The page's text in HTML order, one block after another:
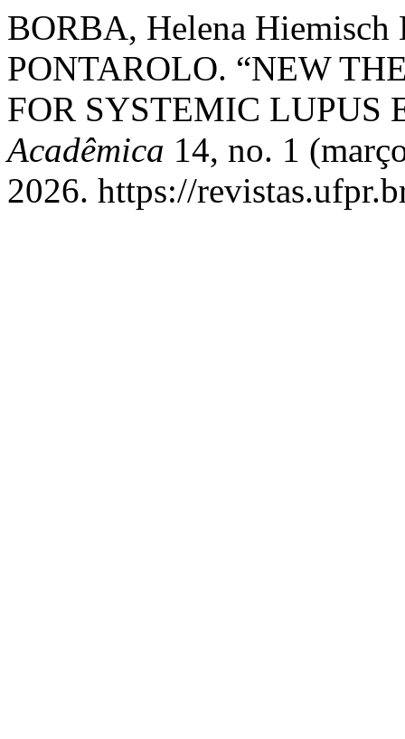
BORBA, Helena
PONTAROLO. “NEW
FOR SYSTEMIC LUPUS
Acadêmica 14, no. 1
2026. https://